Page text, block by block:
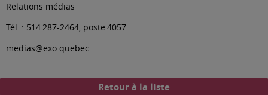
Relations médias
Tél. : 514 287-2464, poste 4057
medias@exo.quebec
Retour à la liste